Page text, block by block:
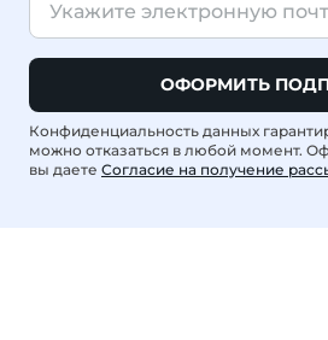
ОФОРМИТЬ
Конфиденциальность данных
можно отказаться в любой момент.
вы даете Согласие на получение